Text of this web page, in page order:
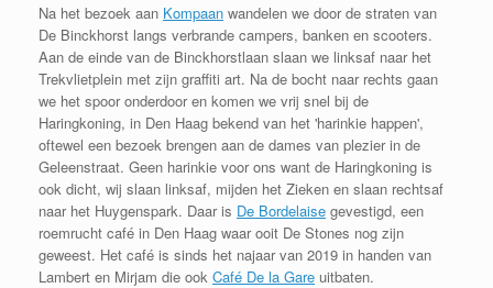
Na het bezoek aan Kompaan wandelen we door de straten van
De Binckhorst langs verbrande campers, banken en scooters.
Aan de einde van de Binckhorstlaan slaan we linksaf naar het
Trekvlietplein met zijn graffiti art. Na de bocht naar rechts gaan
we het spoor onderdoor en komen we vrij snel bij de
Haringkoning, in Den Haag bekend van het 'harinkie happen',
oftewel een bezoek brengen aan de dames van plezier in de
Geleenstraat. Geen harinkie voor ons want de Haringkoning is
ook dicht, wij slaan linksaf, mijden het Zieken en slaan rechtsaf
naar het Huygenspark. Daar is De Bordelaise gevestigd, een
roemrucht café in Den Haag waar ooit De Stones nog zijn
geweest. Het café is sinds het najaar van 2019 in handen van
Lambert en Mirjam die ook Café De la Gare uitbaten.